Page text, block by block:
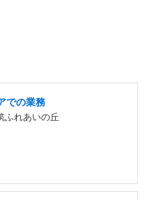
での業務
ふれあいの丘